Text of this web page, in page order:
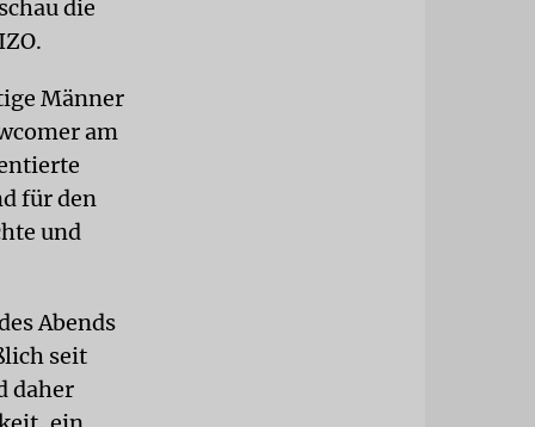
die
Männer
am
für den
und
Abends
seit
daher